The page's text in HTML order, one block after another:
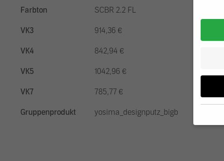
Farbton
SCBR 2.2 FL
VK3 914,36 €
VK4 842,94 €
VK5 1042,96 €
VK7 785,77 €
Gruppenprodukt yosima_designputz_bigb